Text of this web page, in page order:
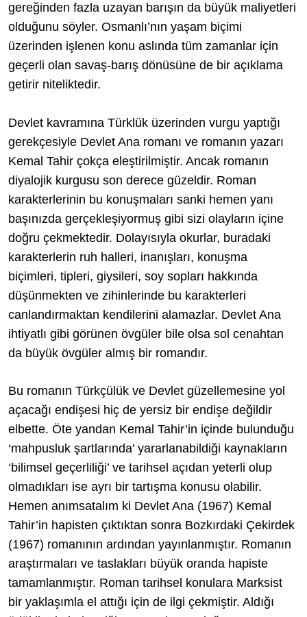
gereğinden fazla uzayan barışın da büyük maliyetleri
olduğunu söyler. Osmanlı’nın yaşam biçimi
üzerinden işlenen konu aslında tüm zamanlar için
geçerli olan savaş-barış dönüsüne de bir açıklama
getirir niteliktedir.
Devlet kavramına Türklük üzerinden vurgu yaptığı
gerekçesiyle Devlet Ana romanı ve romanın yazarı
Kemal Tahir çokça eleştirilmiştir. Ancak romanın
diyalojik kurgusu son derece güzeldir. Roman
karakterlerinin bu konuşmaları sanki hemen yanı
başınızda gerçekleşiyormuş gibi sizi olayların içine
doğru çekmektedir. Dolayısıyla okurlar, buradaki
karakterlerin ruh halleri, inanışları, konuşma
biçimleri, tipleri, giysileri, soy sopları hakkında
düşünmekten ve zihinlerinde bu karakterleri
canlandırmaktan kendilerini alamazlar. Devlet Ana
ihtiyatlı gibi görünen övgüler bile olsa sol cenahtan
da büyük övgüler almış bir romandır.
Bu romanın Türkçülük ve Devlet güzellemesine yol
açacağı endişesi hiç de yersiz bir endişe değildir
elbette. Öte yandan Kemal Tahir’in içinde bulunduğu
‘mahpusluk şartlarında’ yararlanabildiği kaynakların
‘bilimsel geçerliliği’ ve tarihsel açıdan yeterli olup
olmadıkları ise ayrı bir tartışma konusu olabilir.
Hemen anımsatalım ki Devlet Ana (1967) Kemal
Tahir’in hapisten çıktıktan sonra Bozkırdaki Çekirdek
(1967) romanının ardından yayınlanmıştır. Romanın
araştırmaları ve taslakları büyük oranda hapiste
tamamlanmıştır. Roman tarihsel konulara Marksist
bir yaklaşımla el attığı için de ilgi çekmiştir. Aldığı